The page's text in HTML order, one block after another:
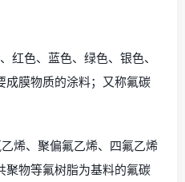
红色、蓝色、绿色、银色、
成膜物质的涂料；又称氟碳
烯、聚偏氟乙烯、四氟乙烯
聚物等氟树脂为基料的氟碳